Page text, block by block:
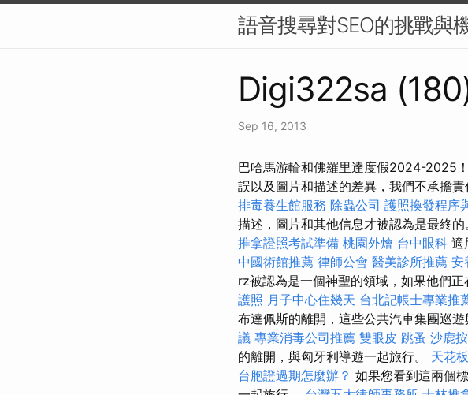
語音搜尋對SEO的挑戰與
Digi322sa
Sep 16, 2013
巴哈馬游輪和佛羅里達度假2024-2025
誤以及圖片和描述的差異，我們不承擔責
排毒養生館服務 除蟲公司 護照換發程序
描述，圖片和其他信息才被認為是最終的
推拿證照考試準備 桃園外燴 台中眼科 適
中國術館推薦 律師公會 醫美診所推薦 安
rz被認為是一個神聖的領域，如果他們
護照 月子中心住幾天 台北記帳士專業推
布達佩斯的離開，這些公共汽車集團巡遊
議 專業消毒公司推薦 雙眼皮 跳蚤 沙鹿
的離開，與匈牙利導遊一起旅行。 天花
台胞證過期怎麼辦？ 如果您看到這兩個